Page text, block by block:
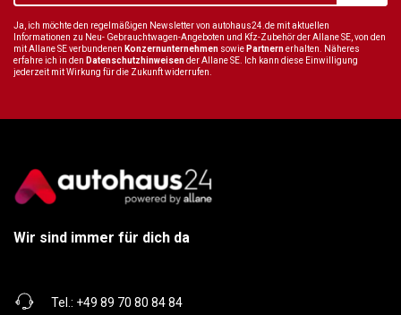
Ja, ich möchte den regelmäßigen Newsletter von autohaus24.de mit aktuellen
Informationen zu Neu- Gebrauchtwagen-Angeboten und Kfz-Zubehör der Allane SE, von den
mit Allane SE verbundenen Konzernunternehmen sowie Partnernerhalten. Näheres
erfahre ich in den Datenschutzhinweisender Allane SE. Ich kann diese Einwilligung
jederzeit mit Wirkung für die Zukunft widerrufen.
Wir sind immer für dich da
Tel.: +49 89 70 80 84 84